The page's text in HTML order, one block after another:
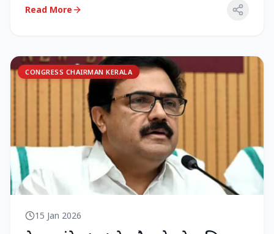
Read More
CONGRESS CHAIRMAN KERALA
15 Jan 2026